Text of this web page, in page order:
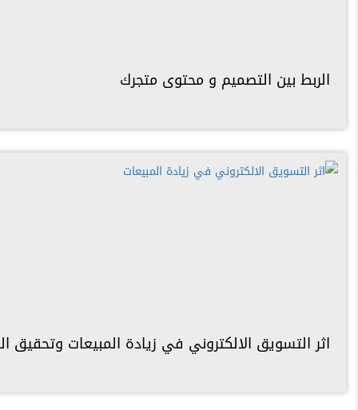
الربط بين التصميم و محتوى متجرك
اثر التسويق الالكتروني في زيادة المبيعات وتحقيق